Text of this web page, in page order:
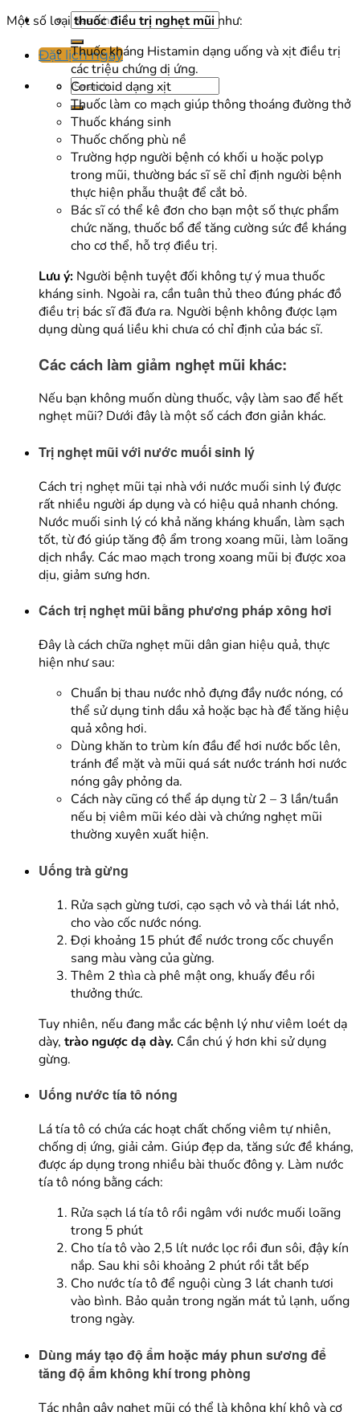
Đặt lịch ngay
Một số loại thuốc điều trị nghẹt mũi như:
Thuốc kháng Histamin dạng uống và xịt điều trị
các triệu chứng dị ứng.
Corticoid dạng xịt
Thuốc làm co mạch giúp thông thoáng đường thở
Thuốc kháng sinh
Thuốc chống phù nề
Trường hợp người bệnh có khối u hoặc polyp
trong mũi, thường bác sĩ sẽ chỉ định người bệnh
thực hiện phẫu thuật để cắt bỏ.
Bác sĩ có thể kê đơn cho bạn một số thực phẩm
chức năng, thuốc bổ để tăng cường sức đề kháng
cho cơ thể, hỗ trợ điều trị.
Lưu ý: Người bệnh tuyệt đối không tự ý mua thuốc
kháng sinh. Ngoài ra, cần tuân thủ theo đúng phác đồ
điều trị bác sĩ đã đưa ra. Người bệnh không được lạm
dụng dùng quá liều khi chưa có chỉ định của bác sĩ.
Cáccách làm giảm nghẹt mũi khác:
Nếu bạn không muốn dùng thuốc, vậy làm sao để hết
nghẹt mũi? Dưới đây là một số cách đơn giản khác.
Trị nghẹt mũi với nước muối sinh lý
Cách trị nghẹt mũi tại nhà với nước muối sinh lý được
rất nhiều người áp dụng và có hiệu quả nhanh chóng.
Nước muối sinh lý có khả năng kháng khuẩn, làm sạch
tốt, từ đó giúp tăng độ ẩm trong xoang mũi, làm loãng
dịch nhầy. Các mao mạch trong xoang mũi bị được xoa
dịu, giảm sưng hơn.
Cách trị nghẹt mũi bằng phương pháp xông hơi
Đây là cách chữa nghẹt mũi dân gian hiệu quả, thực
hiện như sau:
Chuẩn bị thau nước nhỏ đựng đầy nước nóng, có
thể sử dụng tinh dầu xả hoặc bạc hà để tăng hiệu
quả xông hơi.
Dùng khăn to trùm kín đầu để hơi nước bốc lên,
tránh để mặt và mũi quá sát nước tránh hơi nước
nóng gây phỏng da.
Cách này cũng có thể áp dụng từ 2 – 3 lần/tuần
nếu bị viêm mũi kéo dài và chứng nghẹt mũi
thường xuyên xuất hiện.
Uống trà gừng
Rửa sạch gừng tươi, cạo sạch vỏ và thái lát nhỏ,
cho vào cốc nước nóng.
Đợi khoảng 15 phút để nước trong cốc chuyển
sang màu vàng của gừng.
Thêm 2 thìa cà phê mật ong, khuấy đều rồi
thưởng thức.
Tuy nhiên, nếu đang mắc các bệnh lý như viêm loét dạ
dày, trào ngược dạ dày. Cần chú ý hơn khi sử dụng
gừng.
Uống nước tía tô nóng
Lá tía tô có chứa các hoạt chất chống viêm tự nhiên,
chống dị ứng, giải cảm. Giúp đẹp da, tăng sức đề kháng,
được áp dụng trong nhiều bài thuốc đông y. Làm nước
tía tô nóng bằng cách:
Rửa sạch lá tía tô rồi ngâm với nước muối loãng
trong 5 phút
Cho tía tô vào 2,5 lít nước lọc rồi đun sôi, đậy kín
nắp. Sau khi sôi khoảng 2 phút rồi tắt bếp
Cho nước tía tô để nguội cùng 3 lát chanh tươi
vào bình. Bảo quản trong ngăn mát tủ lạnh, uống
trong ngày.
Dùng máy tạo độ ẩm hoặc máy phun sương để
tăng độ ẩm không khí trong phòng
Tác nhân gây nghẹt mũi có thể là không khí khô và cơ